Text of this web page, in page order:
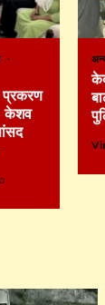
प्रकरण
केशव